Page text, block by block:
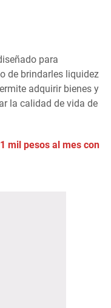
para
de brindarles liquidez
adquirir bienes y
la calidad de vida de
mil pesos al mes con